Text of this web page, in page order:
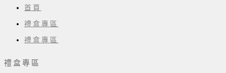
首頁
禮盒專區
禮盒專區
禮盒專區